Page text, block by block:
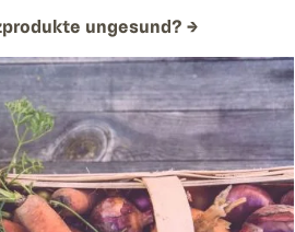
ungesund? →